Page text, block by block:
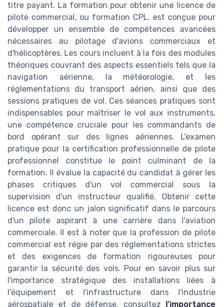
titre payant. La formation pour obtenir une licence de
pilote commercial, ou formation CPL, est conçue pour
développer un ensemble de compétences avancées
nécessaires au pilotage d'avions commerciaux et
d'hélicoptères. Les cours incluent à la fois des modules
théoriques couvrant des aspects essentiels tels que la
navigation aérienne, la météorologie, et les
réglementations du transport aérien, ainsi que des
sessions pratiques de vol. Ces séances pratiques sont
indispensables pour maîtriser le vol aux instruments,
une compétence cruciale pour les commandants de
bord opérant sur des lignes aériennes. L'examen
pratique pour la certification professionnelle de pilote
professionnel constitue le point culminant de la
formation. Il évalue la capacité du candidat à gérer les
phases critiques d'un vol commercial sous la
supervision d'un instructeur qualifié. Obtenir cette
licence est donc un jalon significatif dans le parcours
d'un pilote aspirant à une carrière dans l'aviation
commerciale. Il est à noter que la profession de pilote
commercial est régie par des réglementations strictes
et des exigences de formation rigoureuses pour
garantir la sécurité des vols. Pour en savoir plus sur
l'importance stratégique des installations liées à
l'équipement et l'infrastructure dans l'industrie
aérospatiale et de défense, consultez
l'importance